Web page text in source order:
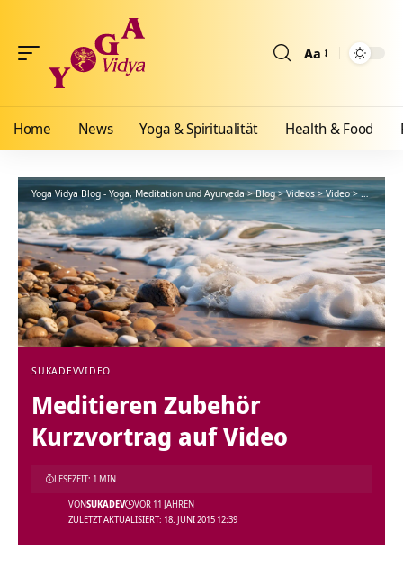
Aa
Home News Yoga & Spiritualität Health & Food
Yoga Vidya Blog - Yoga, Meditation und Ayurveda>Blog>Videos>Video>
SUKADEVVIDEO
Meditieren Zubehör
Kurzvortrag auf Video
ZULETZT AKTUALISIERT: 18. JUNI 2015 12:39
VONSUKADEV VOR 11 JAHREN
LESEZEIT: 1 MIN